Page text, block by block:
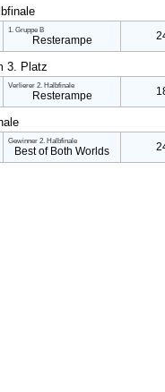
1. Gruppe B
Resterampe
3. Platz
Verlierer 2. Halbfinale
Resterampe
Gewinner 2. Halbfinale
Best of Both Worlds